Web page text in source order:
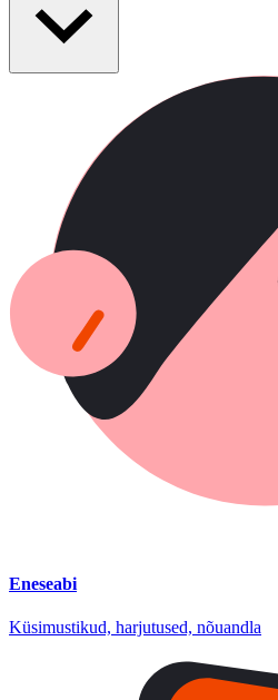
Eneseabi
Küsimustikud, harjutused, nõuandla